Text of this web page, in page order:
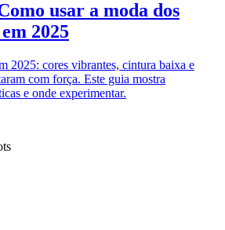
usar a moda dos
2025
2025: cores vibrantes, cintura baixa e
com força. Este guia mostra
e onde experimentar.